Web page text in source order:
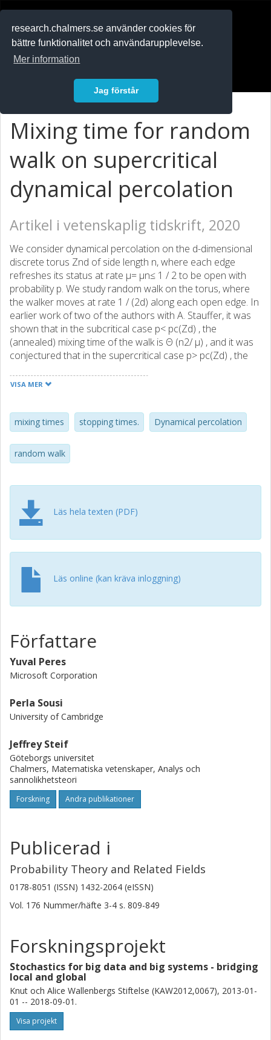
research.chalmers.se använder cookies för
bättre funktionalitet och användarupplevelse.
Mer information
Jag förstår
Mixing time for random
walk on supercritical
dynamical percolation
Artikel i vetenskaplig tidskrift, 2020
We consider dynamical percolation on the d-dimensional
discrete torus Znd of side length n, where each edge
refreshes its status at rate μ= μn≤ 1 / 2 to be open with
probability p. We study random walk on the torus, where
the walker moves at rate 1 / (2d) along each open edge. In
earlier work of two of the authors with A. Stauffer, it was
shown that in the subcritical case p< pc(Zd) , the
(annealed) mixing time of the walk is Θ (n2/ μ) , and it was
conjectured that in the supercritical case p> pc(Zd) , the
depend only on d and p. We prove a quenched (and hence
θ(p) > 0 , we prove a version of this conjecture for an
alternative notion of mixing time involving randomised
stopping times. The latter implies sharp (up to poly-
logarithmic factors) upper bounds on exit times of large
based on percolation results (e.g., the Grimmett–
Marstrand Theorem) and an analysis of the volume-biased
evolving set process; the key point is that typically, the
evolving set has a substantial intersection with the giant
percolation cluster at many times. This allows us to use
precise isoperimetric properties of the cluster (due to G.
Pete) to infer rapid growth of the evolving set, which in turn
yields the upper bound on the mixing time.
VISA MER
mixing times stopping times. Dynamical percolation
random walk
Läs hela texten (PDF)
Läs online (kan kräva inloggning)
Författare
Yuval Peres
Microsoft Corporation
Perla Sousi
University of Cambridge
Jeffrey Steif
Göteborgs universitet
Chalmers, Matematiska vetenskaper, Analys och
sannolikhetsteori
Forskning Andra publikationer
Publicerad i
Probability Theory and Related Fields
0178-8051 (ISSN) 1432-2064 (eISSN)
Vol. 176 Nummer/häfte 3-4 s. 809-849
Forskningsprojekt
Stochastics for big data and big systems - bridging
local and global
Knut och Alice Wallenbergs Stiftelse (KAW2012,0067), 2013-01-
01 -- 2018-09-01.
Visa projekt